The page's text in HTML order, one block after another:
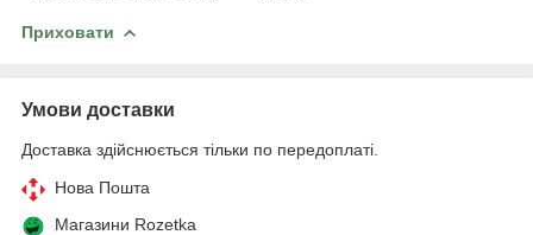
Приховати
Умови доставки
Доставка здійснюється тільки по передоплаті.
Нова Пошта
Магазини Rozetka